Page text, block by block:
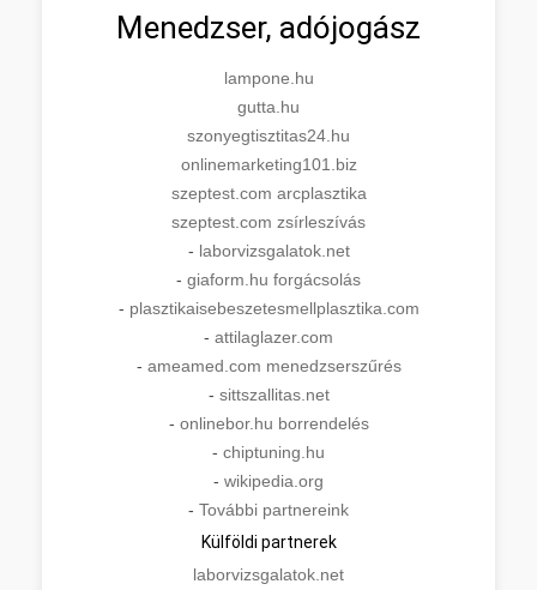
Menedzser, adójogász
lampone.hu
gutta.hu
szonyegtisztitas24.hu
onlinemarketing101.biz
szeptest.com arcplasztika
szeptest.com zsírleszívás
- laborvizsgalatok.net
- giaform.hu forgácsolás
- plasztikaisebeszetesmellplasztika.com
- attilaglazer.com
- ameamed.com menedzserszűrés
- sittszallitas.net
- onlinebor.hu borrendelés
- chiptuning.hu
- wikipedia.org
- További partnereink
Külföldi partnerek
laborvizsgalatok.net